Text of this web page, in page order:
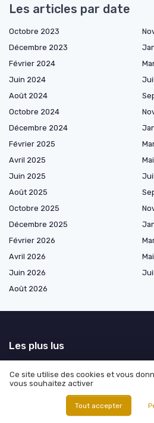
Les articles par date
Octobre 2023
Décembre 2023
Février 2024
Juin 2024
Août 2024
Octobre 2024
Décembre 2024
Février 2025
Avril 2025
Juin 2025
Août 2025
Octobre 2025
Décembre 2025
Février 2026
Avril 2026
Juin 2026
Août 2026
Les plus lus
perspectives de carrière
Opportunités d'achat de parcelles avec
Comprendre la location de licence 4 pour
Ce site utilise des cookies et vous
vous souhaitez activer
Tout accepter